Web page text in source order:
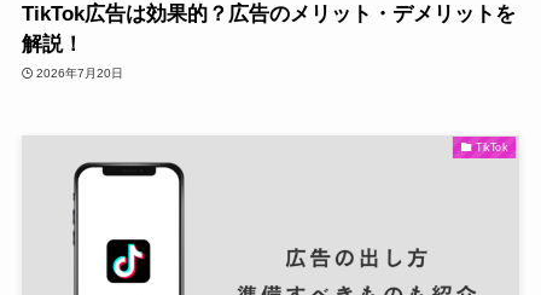
TikTok広告は効果的？広告のメリット・デメリットを
解説！
2026年7月20日
TikTok